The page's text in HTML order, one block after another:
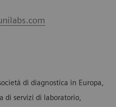
di diagnostica in Europa,
di servizi di laboratorio,